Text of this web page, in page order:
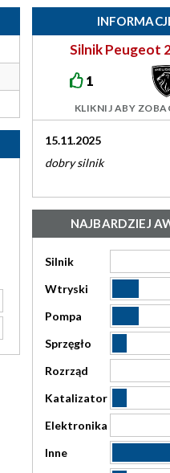
Silnik Peugeot
120/
1
KLIKNIJ ABY
15.11.2025
dobry silnik
NAJBARDZIEJ
Silnik
Wtryski
Pompa
Sprzęgło
Rozrząd
Katalizator
Elektronika
Inne